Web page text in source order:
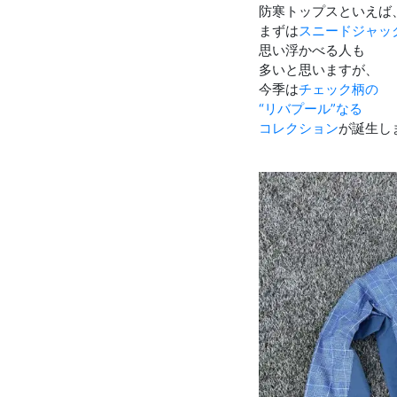
防寒トップスといえば
まずはスニードジャッ
思い浮かべる人も
多いと思いますが、
今季はチェック柄の
“リバプール”なる
コレクションが誕生し